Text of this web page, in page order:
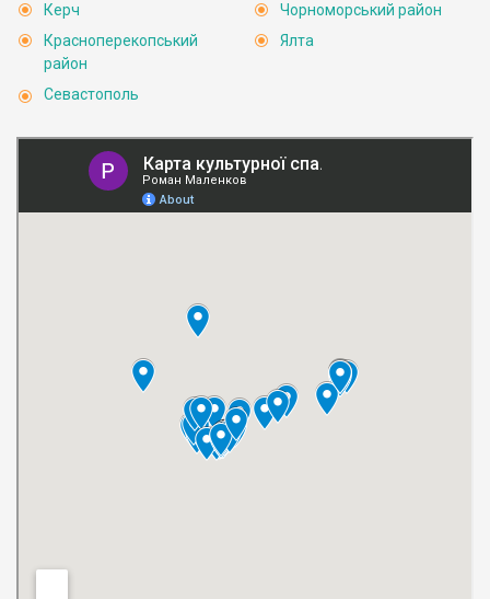
Керч
Красноперекопський
район
Севастополь
Чорноморський район
Ялта